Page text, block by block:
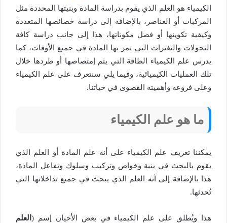
الكيمياء هو العلم الذي يقوم بدراسة المادة وبنيتها المحددة مثل
المركبات أو العناصر، بالإضافة إلى دراسة خصائصها المتعددة
وكيفية تكوينها أو فصل مكوناتها، هذا إلى جانب دراسة كافة
التحولات والتغيرات التي تمر بها المادة في جميع الأوقات، كما
يدرس علم الكيمياء الطاقة التي يتم إمتصاصها أو طردها خلال
تلك العمليات الكيميائية، وفيما يلي سنتعرف على علم الكيمياء
وعلى فروعه وأهميته القصوى في حياتنا.
ما هو علم الكيمياء
يمكننا تعريف علم الكيمياء على أنه علم المادة أو العلم الذي
يقوم بالبحث في بنية وخواص وتركيب وسلوك وتفاعل المادة،
هذا بالإضافة إلى أنه العلم الذي يبحث في جميع تداخلاتها التي
تُحدثها.
هذا ويُطلق على علم الكيمياء في بعض الأحيان إسم ( العلم